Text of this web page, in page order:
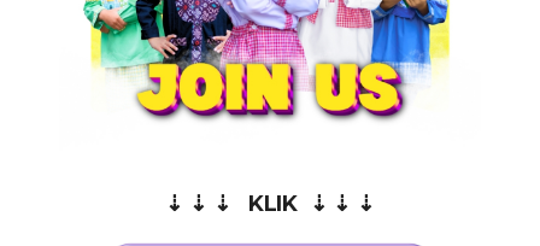
⇣ ⇣ ⇣ KLIK ⇣ ⇣ ⇣